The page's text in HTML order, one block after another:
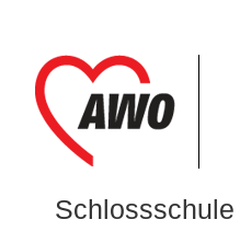
Schlossschule